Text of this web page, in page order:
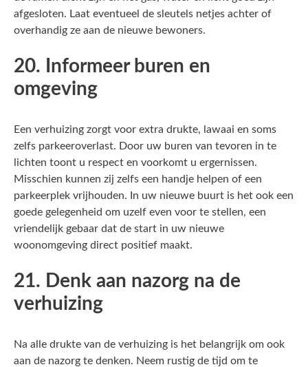
afgesloten. Laat eventueel de sleutels netjes achter of
overhandig ze aan de nieuwe bewoners.
20. Informeer buren en
omgeving
Een verhuizing zorgt voor extra drukte, lawaai en soms
zelfs parkeeroverlast. Door uw buren van tevoren in te
lichten toont u respect en voorkomt u ergernissen.
Misschien kunnen zij zelfs een handje helpen of een
parkeerplek vrijhouden. In uw nieuwe buurt is het ook een
goede gelegenheid om uzelf even voor te stellen, een
vriendelijk gebaar dat de start in uw nieuwe
woonomgeving direct positief maakt.
21. Denk aan nazorg na de
verhuizing
Na alle drukte van de verhuizing is het belangrijk om ook
aan de nazorg te denken. Neem rustig de tijd om te